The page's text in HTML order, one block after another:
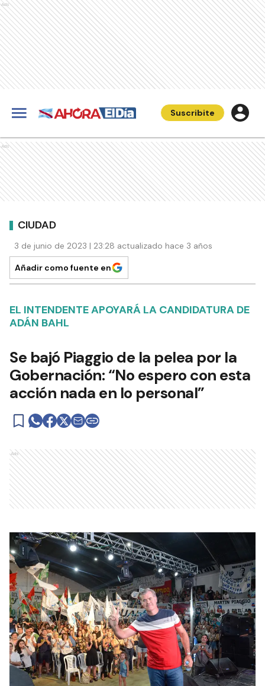
Ads
Suscribite
Ads
CIUDAD
3 de junio de 2023 | 23:28 actualizado hace 3 años
Añadir como fuente en
EL INTENDENTE APOYARÁ LA CANDIDATURA DE
ADÁN BAHL
Se bajó Piaggio de la pelea por la
Gobernación: “No espero con esta
acción nada en lo personal”
Ads